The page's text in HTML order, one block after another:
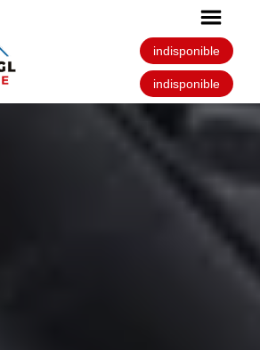
indisponible
indisponible